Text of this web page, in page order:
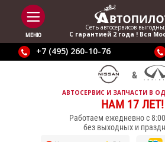
МЕНЮ
Сеть автосервисов
С гарантией 2 года ! Вся
+7 (495) 260-10-76
АВТОСЕРВИС И ЗАПЧАСТИ В
НАМ 17 ЛЕТ!
Работаем ежедневно с
без выходных и